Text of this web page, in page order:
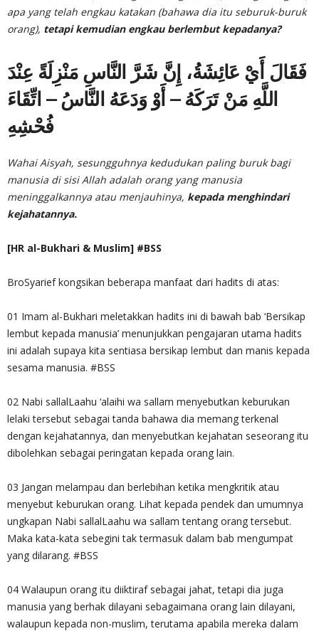
apa yang telah engkau katakan (bahawa dia itu seburuk-buruk
orang), tetapi kemudian engkau berlembut kepadanya?
فَقَالَ أَيْ عَائِشَةُ، إِنَّ شَرَّ النَّاسِ مَنْزِلَةً عِنْدَ
اللَّهِ مَنْ تَرَكَهُ – أَوْ وَدَعَهُ النَّاسُ – اتِّقَاءَ
فُحْشِهِ
Wahai Aisyah, sesungguhnya kedudukan paling buruk bagi
manusia di sisi Allah adalah orang yang manusia
meninggalkannya atau menjauhinya, kepada menghindari
kejahatannya.
[HR al-Bukhari & Muslim] #BSS
BroSyarief kongsikan beberapa manfaat dari hadits di atas:
01 Imam al-Bukhari meletakkan hadits ini di bawah bab ‘Bersikap
lembut kepada manusia’ menunjukkan pengajaran utama hadits
ini adalah supaya kita sentiasa bersikap lembut dan manis kepada
sesama manusia. #BSS
02 Nabi sallalLaahu ‘alaihi wa sallam menyebutkan keburukan
lelaki tersebut sebagai tanda bahawa dia memang terkenal
dengan kejahatannya, dan menyebutkan kejahatan seseorang itu
dibolehkan sebagai peringatan kepada orang lain.
03 Jangan melampau dan berlebihan ketika mengkritik atau
menyebut keburukan orang. Lihat kepada pendek dan umumnya
ungkapan Nabi sallalLaahu wa sallam tentang orang tersebut.
Maka kata-kata sebegini tak termasuk dalam bab mengumpat
yang dilarang. #BSS
04 Walaupun orang itu diiktiraf sebagai jahat, tetapi dia juga
manusia yang berhak dilayani sebagaimana orang lain dilayani,
walaupun kepada non-muslim, terutama apabila mereka dalam